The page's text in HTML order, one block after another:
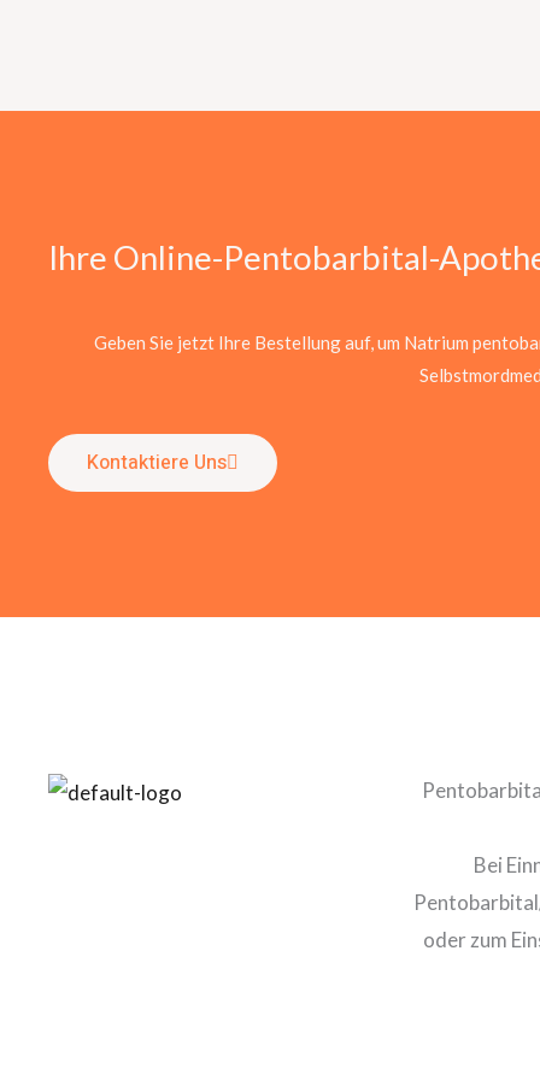
Ihre Online-Pentobarbital-
Geben Sie jetzt Ihre Bestellung auf, um Natrium
Kontaktiere Uns
Bei
oder zum